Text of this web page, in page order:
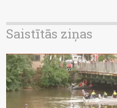
Saistītās ziņas